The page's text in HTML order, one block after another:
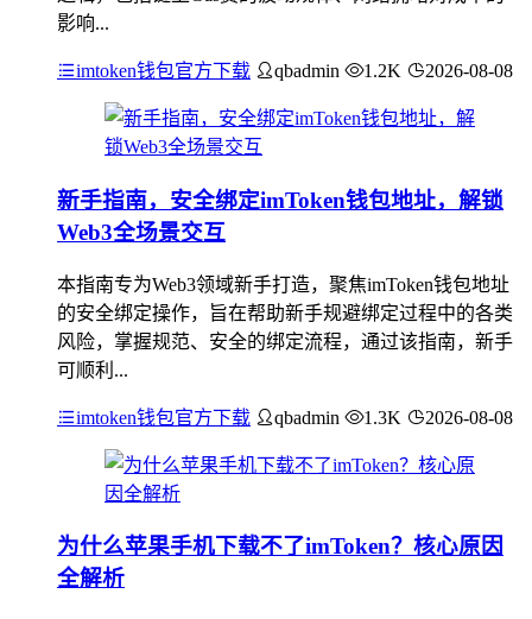
影响...
imtoken钱包官方下载 qbadmin 1.2K 2026-08-08
新手指南，安全绑定imToken钱包地址，解锁
Web3全场景交互
本指南专为Web3领域新手打造，聚焦imToken钱包地址
的安全绑定操作，旨在帮助新手规避绑定过程中的各类
风险，掌握规范、安全的绑定流程，通过该指南，新手
可顺利...
imtoken钱包官方下载 qbadmin 1.3K 2026-08-08
为什么苹果手机下载不了imToken？核心原因
全解析